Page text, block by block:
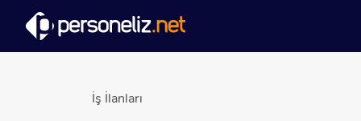
İş İlanları